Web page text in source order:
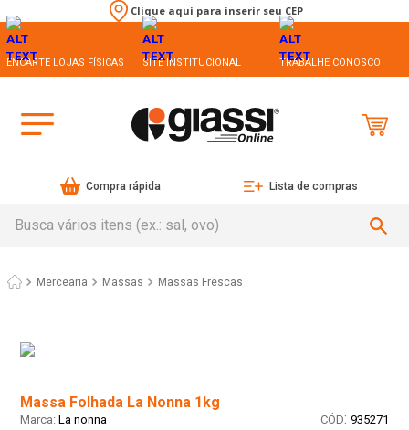
Clique aqui para inserir seu CEP
ENCARTE LOJAS FÍSICAS SITE INSTITUCIONAL TRABALHE CONOSCO
Compra rápida Lista de compras
Mercearia Massas Massas Frescas
Massa Folhada La Nonna 1kg
La nonna : 935271